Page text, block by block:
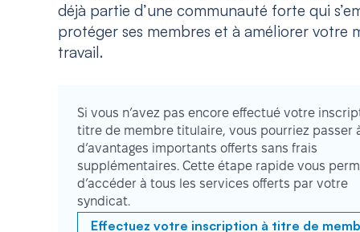
déjà partie d’une communauté forte qui
protéger ses membres et à améliorer votre
travail.
Si vous n’avez pas encore effectué votre
titre de membre titulaire, vous pourriez passer
d’avantages importants offerts sans frais
supplémentaires. Cette étape rapide vous
d’accéder à tous les services offerts par votre
syndicat.
Effectuez votre inscription à titre de